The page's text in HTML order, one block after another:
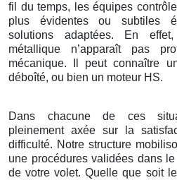
fil du temps, les équipes
plus évidentes ou subtiles
solutions adaptées. En
métallique n’apparaît pas
mécanique. Il peut connaître
déboîté, ou bien un moteur HS.
Dans chacune de ces
pleinement axée sur la
difficulté. Notre structure
une procédures validées dans
de votre volet. Quelle que soit